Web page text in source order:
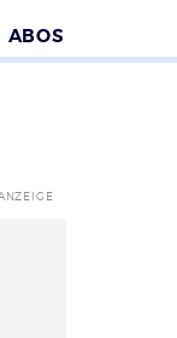
ABOS